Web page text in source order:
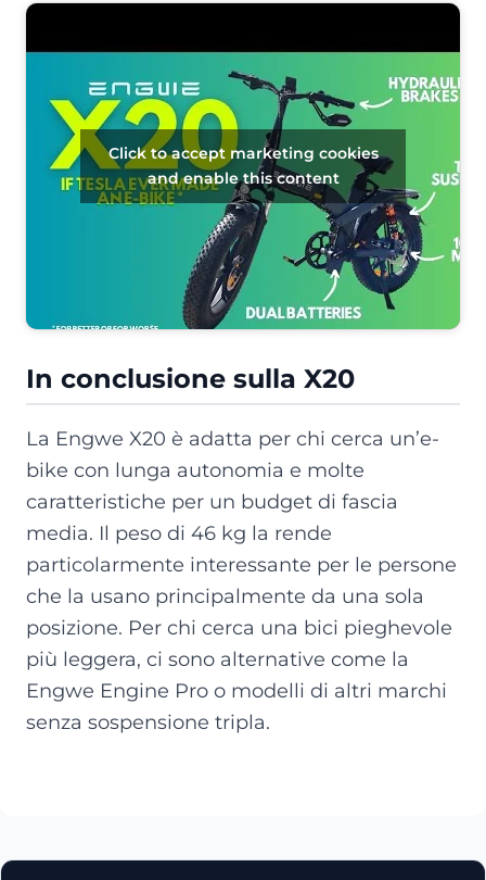
Click to accept marketing cookies
and enable this content
In conclusione sulla X20
La Engwe X20 è adatta per chi cerca un’e-
bike con lunga autonomia e molte
caratteristiche per un budget di fascia
media. Il peso di 46 kg la rende
particolarmente interessante per le persone
che la usano principalmente da una sola
posizione. Per chi cerca una bici pieghevole
più leggera, ci sono alternative come la
Engwe Engine Pro o modelli di altri marchi
senza sospensione tripla.